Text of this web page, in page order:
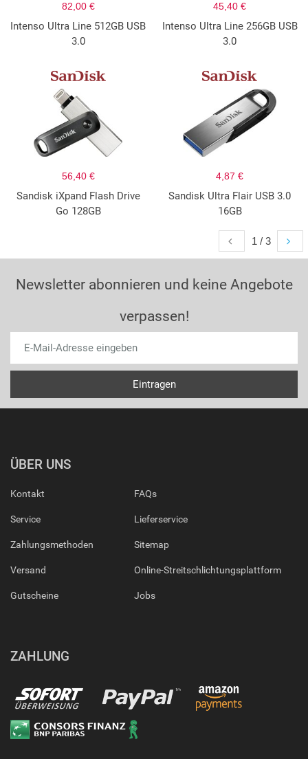
82,00 €
Intenso Ultra Line 512GB USB
3.0
45,40 €
Intenso Ultra Line 256GB USB
3.0
56,40 €
Sandisk iXpand Flash Drive
Go 128GB
4,87 €
Sandisk Ultra Flair USB 3.0
16GB
1 / 3
Newsletter abonnieren und keine Angebote
verpassen!
ÜBER UNS
Kontakt
Service
Zahlungsmethoden
Versand
Gutscheine
FAQs
Lieferservice
Sitemap
Online-Streitschlichtungsplattform
Jobs
ZAHLUNG